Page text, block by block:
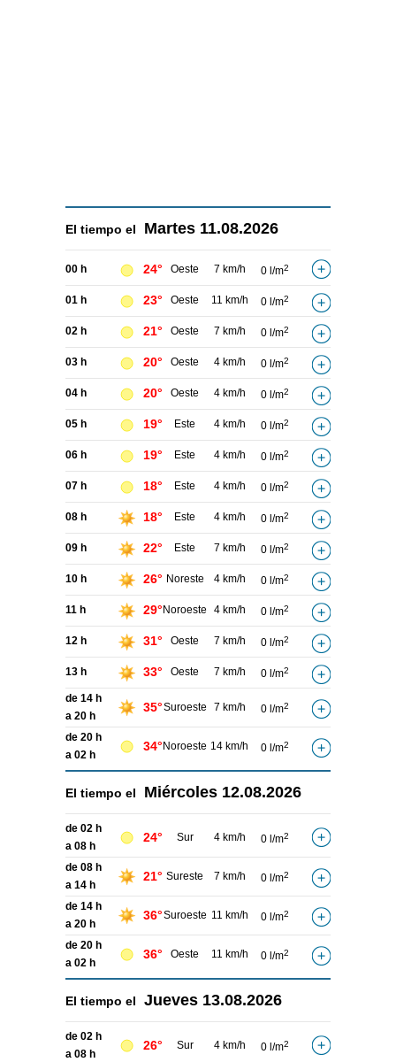
El tiempo el Martes 11.08.2026
00 h 24° Oeste 7 km/h 0 l/m2
01 h 23° Oeste 11 km/h 0 l/m2
02 h 21° Oeste 7 km/h 0 l/m2
03 h 20° Oeste 4 km/h 0 l/m2
04 h 20° Oeste 4 km/h 0 l/m2
05 h 19° Este 4 km/h 0 l/m2
06 h 19° Este 4 km/h 0 l/m2
07 h 18° Este 4 km/h 0 l/m2
08 h 18° Este 4 km/h 0 l/m2
09 h 22° Este 7 km/h 0 l/m2
10 h 26° Noreste 4 km/h 0 l/m2
11 h 29° Noroeste 4 km/h 0 l/m2
12 h 31° Oeste 7 km/h 0 l/m2
13 h 33° Oeste 7 km/h 0 l/m2
de 14 h
a 20 h
35°Suroeste 7 km/h 0 l/m2
de 20 h
a 02 h
34° Noroeste 14 km/h 0 l/m2
El tiempo el Miércoles 12.08.2026
de 02 h
a 08 h
24° Sur 4 km/h 0 l/m2
de 08 h
a 14 h
21° Sureste 7 km/h 0 l/m2
de 14 h
a 20 h
36°Suroeste 11 km/h 0 l/m2
de 20 h
a 02 h
36° Oeste 11 km/h 0 l/m2
El tiempo el Jueves 13.08.2026
de 02 h
a 08 h
26° Sur 4 km/h 0 l/m2